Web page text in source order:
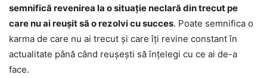
semnifică revenirea la o situație neclară din trecut pe
care nu ai reușit să o rezolvi cu succes. Poate semnifica o
karma de care nu ai trecut și care îți revine constant în
actualitate până când reușești să înțelegi cu ce ai de-a
face.